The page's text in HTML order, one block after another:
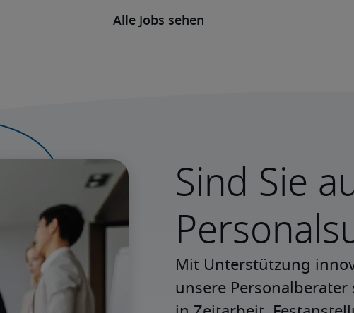
Alle Jobs sehen
Sind Sie
Mit Unterstützung
unsere